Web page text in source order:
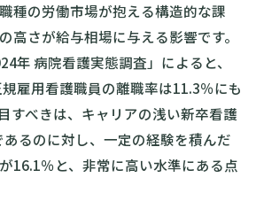
種の労働市場が抱える構造的な課
高さが給与相場に与える影響です。
年 病院看護実態調査」によると、
雇用看護職員の離職率は11.3％にも
すべきは、キャリアの浅い新卒看護
るのに対し、一定の経験を積んだ
16.1％と、非常に高い水準にある点